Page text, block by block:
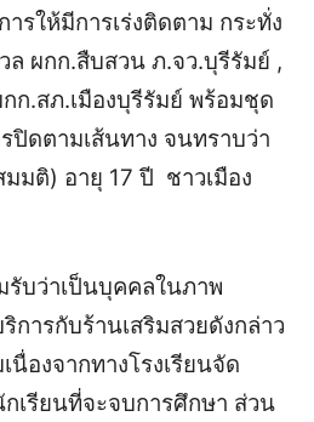
รให้มีการเร่งติดตาม กระทั่ง
ผกก.สืบสวน ภ.จว.บุรีรัมย์ ,
ก.สภ.เมืองบุรีรัมย์ พร้อมชุด
ปิดตามเส้นทาง จนทราบว่า
มมติ) อายุ 17 ปี ชาวเมือง
รับว่าเป็นบุคคลในภาพ
การกับร้านเสริมสวยดังกล่าว
องจากทางโรงเรียนจัด
เรียนที่จะจบการศึกษา ส่วน